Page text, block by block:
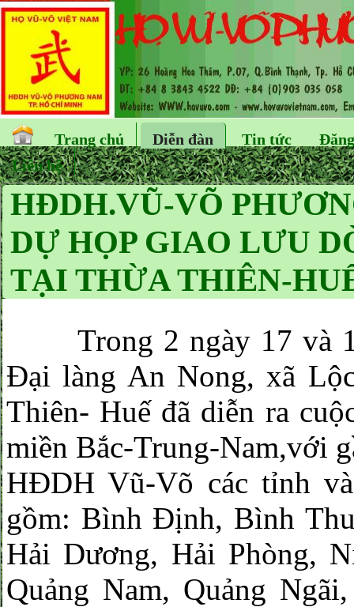
Trang chủ Diễn đàn Tin tức
Liên hệ
HĐDH.VŨ-VÕ
DỰ HỌP GIAO LƯU
TẠI THỪA THIÊN-
Trong 2 ngày 17 và
Đại làng An Nong, xã
Thiên- Huế đã diễn ra
miền Bắc-Trung-Nam,với
HĐDH Vũ-Võ các tỉnh
gồm: Bình Định, Bình
Hải Dương, Hải Phòng,
Quảng Nam, Quảng